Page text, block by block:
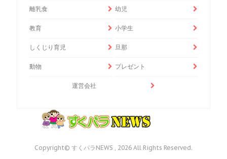
離乳食 幼児
教育 小学生
しくじり育児 旦那
動物 プレゼント
運営会社
Copyright© すくパラNEWS , 2026 All Rights Reserved.